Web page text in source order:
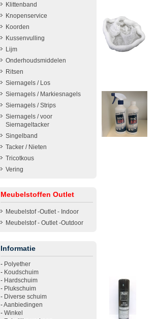
Klittenband
Knopenservice
Koorden
Kussenvulling
Lijm
Onderhoudsmiddelen
Ritsen
Siernagels / Los
Siernagels / Markiesnagels
Siernagels / Strips
Siernagels / voor
Siernageltacker
Singelband
Tacker / Nieten
Tricotkous
Vering
Meubelstoffen Outlet
Meubelstof -Outlet - Indoor
Meubelstof - Outlet -Outdoor
Informatie
- Polyether
- Koudschuim
- Hardschuim
- Plukschuim
- Diverse schuim
-Aanbiedingen
- Winkel